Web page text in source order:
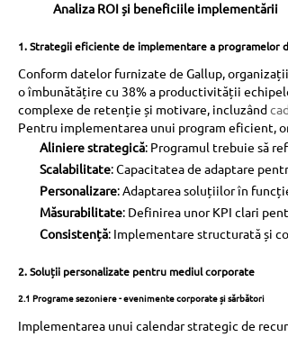
Analiza ROI și beneficiile implementării
1. Strategii eficiente de implementare a programelor
Conform datelor furnizate de Gallup,
o îmbunătățire cu 38% a productivității
complexe de retenție și motivare, incluzând
Pentru implementarea unui program eficient,
Aliniere strategică: Programul trebuie să
Scalabilitate: Capacitatea de adaptare
Personalizare: Adaptarea soluțiilor în
Măsurabilitate: Definirea unor KPI clari
Consistență: Implementare structurată și
2. Soluții personalizate pentru mediul corporate
2.1 Programe sezoniere - evenimente corporate și sărbători
Implementarea unui calendar strategic de